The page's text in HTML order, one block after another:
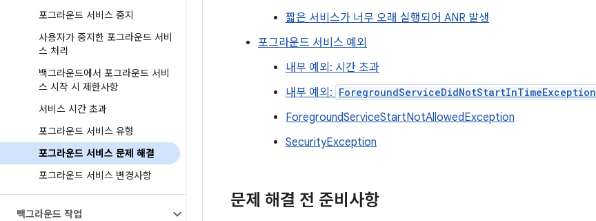
포그라운드 서비스 중지
사용자가 중지한 포그라운드 서비
스 처리
백그라운드에서 포그라운드 서비
스 시작 시 제한사항
서비스 시간 초과
포그라운드 서비스 유형
포그라운드 서비스 문제 해결
포그라운드 서비스 변경사항
백그라운드 작업
짧은 서비스가 너무 오래 실행되어 ANR 발생
포그라운드 서비스 예외
내부 예외: 시간 초과
내부 예외: ForegroundServiceDidNotStartInTimeException
ForegroundServiceStartNotAllowedException
SecurityException
문제 해결 전 준비사항